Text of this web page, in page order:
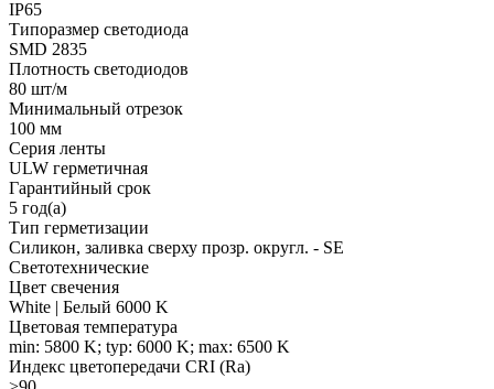
IP65
Типоразмер светодиода
SMD 2835
Плотность светодиодов
80 шт/м
Минимальный отрезок
100 мм
Серия ленты
ULW герметичная
Гарантийный срок
5 год(а)
Тип герметизации
Силикон, заливка сверху прозр. округл. - SE
Светотехнические
Цвет свечения
White | Белый 6000 K
Цветовая температура
min: 5800 K; typ: 6000 K; max: 6500 K
Индекс цветопередачи CRI (Ra)